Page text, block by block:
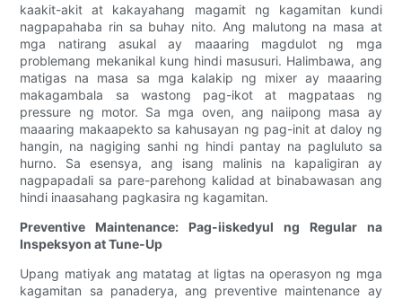
kaakit-akit at kakayahang magamit ng kagamitan kundi
nagpapahaba rin sa buhay nito. Ang malutong na masa at
mga natirang asukal ay maaaring magdulot ng mga
problemang mekanikal kung hindi masusuri. Halimbawa, ang
matigas na masa sa mga kalakip ng mixer ay maaaring
makagambala sa wastong pag-ikot at magpataas ng
pressure ng motor. Sa mga oven, ang naiipong masa ay
maaaring makaapekto sa kahusayan ng pag-init at daloy ng
hangin, na nagiging sanhi ng hindi pantay na pagluluto sa
hurno. Sa esensya, ang isang malinis na kapaligiran ay
nagpapadali sa pare-parehong kalidad at binabawasan ang
hindi inaasahang pagkasira ng kagamitan.
Preventive Maintenance: Pag-iiskedyul ng Regular na
Inspeksyon at Tune-Up
Upang matiyak ang matatag at ligtas na operasyon ng mga
kagamitan sa panaderya, ang preventive maintenance ay